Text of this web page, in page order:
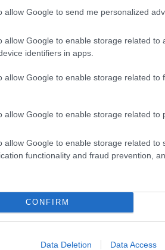
allow Google to send me personalized
allow Google to enable storage related to
identifiers in apps.
allow Google to enable storage related to
allow Google to enable storage related to
allow Google to enable storage related to
functionality and fraud prevention,
CONFIRM
Data Deletion Data Access
Angelesbe költözött, hogy
Ebben az időszakban több
jól illett a baletthez. Végül a „Cyd